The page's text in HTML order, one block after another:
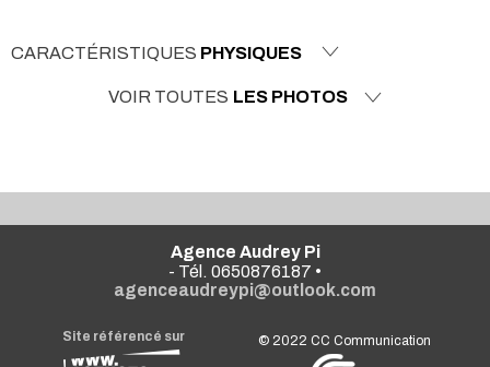
VOIR TOUTES LES PHOTOS
CARACTÉRISTIQUES PHYSIQUES
Agence Audrey Pi
- Tél. 0650876187 •
agenceaudreypi@outlook.com
Site référencé sur © 2022CC Communication